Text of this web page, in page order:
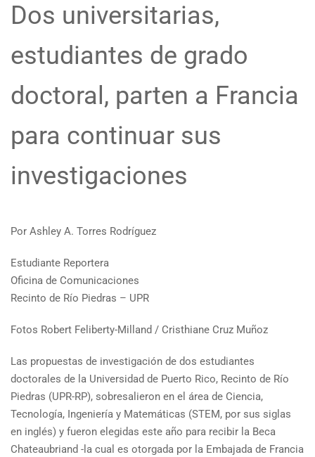
Dos universitarias,
estudiantes de grado
doctoral, parten a Francia
para continuar sus
investigaciones
Por Ashley A. Torres Rodríguez
Estudiante Reportera
Oficina de Comunicaciones
Recinto de Río Piedras – UPR
Fotos Robert Feliberty-Milland / Cristhiane Cruz Muñoz
Las propuestas de investigación de dos estudiantes
doctorales de la Universidad de Puerto Rico, Recinto de Río
Piedras (UPR-RP), sobresalieron en el área de Ciencia,
Tecnología, Ingeniería y Matemáticas (STEM, por sus siglas
en inglés) y fueron elegidas este año para recibir la Beca
Chateaubriand -la cual es otorgada por la Embajada de Francia